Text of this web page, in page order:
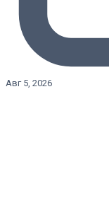
Авг 5, 2026